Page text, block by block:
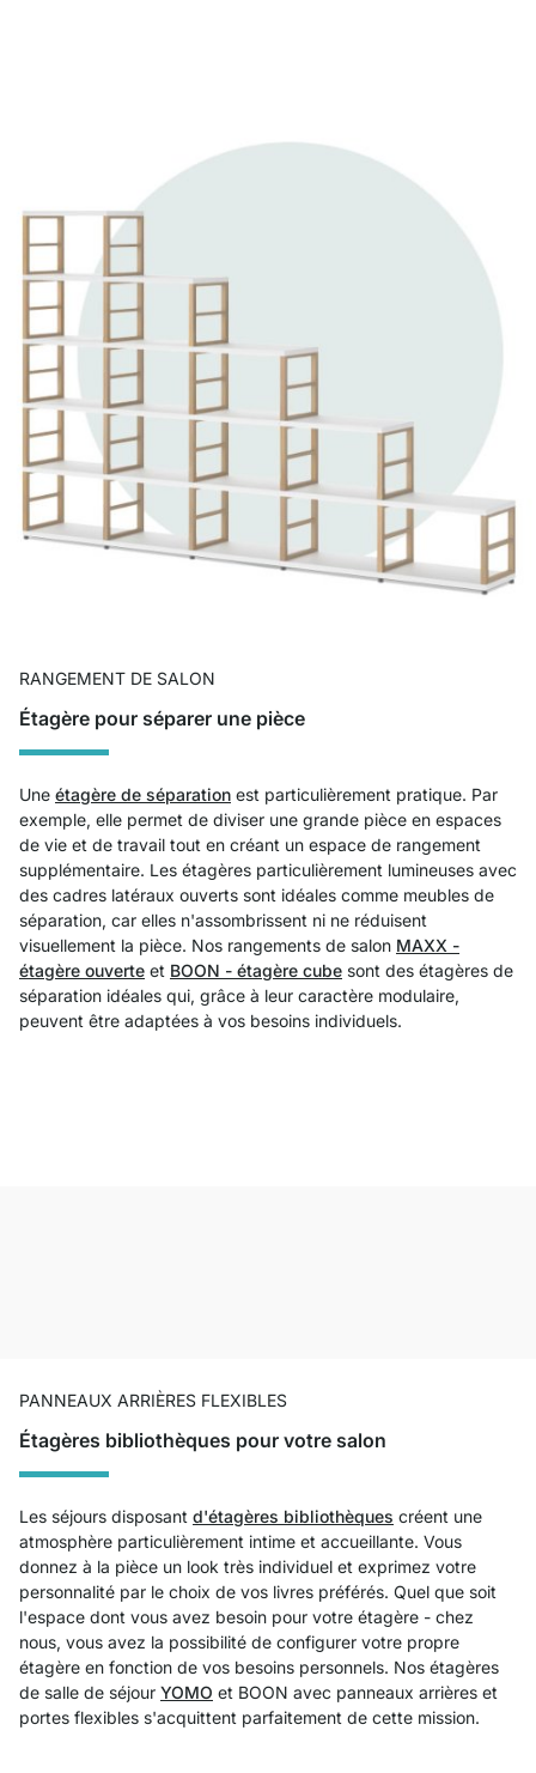
RANGEMENT DE SALON
Étagère pour séparer une pièce
Une étagère de séparation est particulièrement pratique. Par
exemple, elle permet de diviser une grande pièce en espaces
de vie et de travail tout en créant un espace de rangement
supplémentaire. Les étagères particulièrement lumineuses avec
des cadres latéraux ouverts sont idéales comme meubles de
séparation, car elles n'assombrissent ni ne réduisent
visuellement la pièce. Nos rangements de salon MAXX -
étagère ouverte et BOON - étagère cube sont des étagères de
séparation idéales qui, grâce à leur caractère modulaire,
peuvent être adaptées à vos besoins individuels.
PANNEAUX ARRIÈRES FLEXIBLES
Étagères bibliothèques pour votre salon
Les séjours disposant d'étagères bibliothèques créent une
atmosphère particulièrement intime et accueillante. Vous
donnez à la pièce un look très individuel et exprimez votre
personnalité par le choix de vos livres préférés. Quel que soit
l'espace dont vous avez besoin pour votre étagère - chez
nous, vous avez la possibilité de configurer votre propre
étagère en fonction de vos besoins personnels. Nos étagères
de salle de séjour YOMO et BOON avec panneaux arrières et
portes flexibles s'acquittent parfaitement de cette mission.